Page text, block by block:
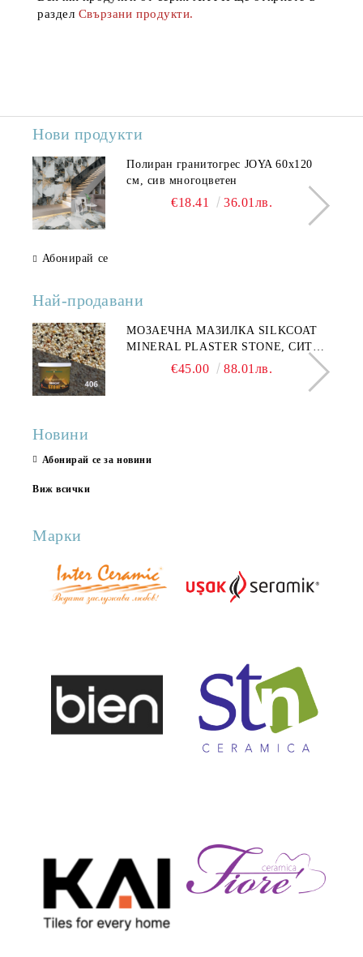
раздел Свързани продукти.
Нови продукти
Полиран гранитогрес JOYA 60x120
см, сив многоцветен
€18.41 36.01лв.
Абонирай се
Най-продавани
МОЗАЕЧНА МАЗИЛКА SILKCOAT
MINERAL PLASTER STONE, СИТЕН
КАМЪК 406 25КГ
€45.00 88.01лв.
Новини
Абонирай се за новини
Виж всички
Марки